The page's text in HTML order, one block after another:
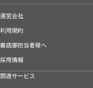
運営会社
利用規約
書店御担当者様へ
採用情報
関連サービス